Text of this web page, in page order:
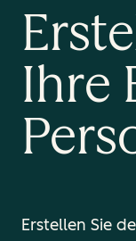
Ihre
Erstellen Sie